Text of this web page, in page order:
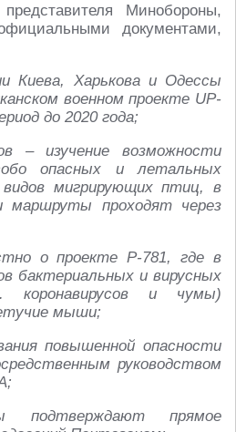
Минобороны,
документами,
Киева, Харькова и Одессы
военном проекте UP-
до 2020 года;
– изучение возможности
опасных и летальных
мигрирующих птиц, в
проходят через
о проекте Р-781, где в
бактериальных и вирусных
коронавирусов и чумы)
мыши;
повышенной опасности
руководством
подтверждают прямое